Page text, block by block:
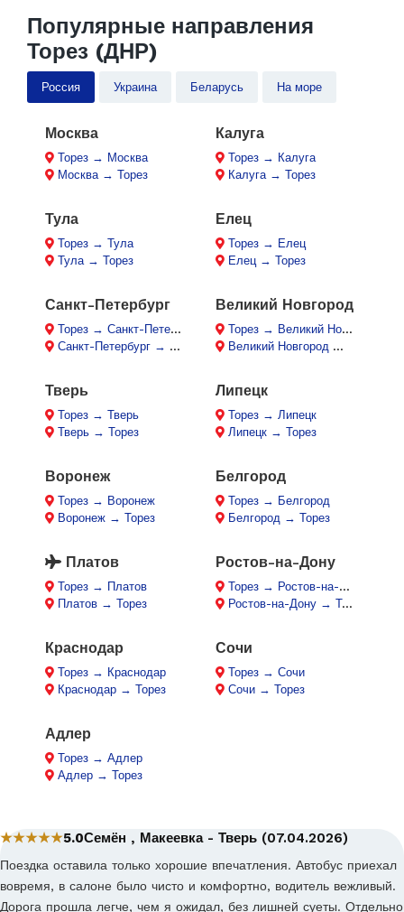
Популярные направления
Торез (ДНР)
Россия Украина Беларусь На море
Москва
Торез → Москва
Москва → Торез
Калуга
Торез → Калуга
Калуга → Торез
Тула
Торез → Тула
Тула → Торез
Елец
Торез → Елец
Елец → Торез
Санкт-Петербург
Торез → Санкт-Петербург
Санкт-Петербург → Торез
Великий Новгород
Торез → Великий Новгород
Великий Новгород → Торез
Тверь
Торез → Тверь
Тверь → Торез
Липецк
Торез → Липецк
Липецк → Торез
Воронеж
Торез → Воронеж
Воронеж → Торез
Белгород
Торез → Белгород
Белгород → Торез
Платов
Торез → Платов
Платов → Торез
Ростов-на-Дону
Торез → Ростов-на-Дону
Ростов-на-Дону → Торез
Краснодар
Торез → Краснодар
Краснодар → Торез
Сочи
Торез → Сочи
Сочи → Торез
Адлер
Торез → Адлер
Адлер → Торез
★★★★★5.0Семён , Макеевка - Тверь (07.04.2026)
Поездка оставила только хорошие впечатления. Автобус приехал
вовремя, в салоне было чисто и комфортно, водитель вежливый.
Дорога прошла легче, чем я ожидал, без лишней суеты. Отдельно